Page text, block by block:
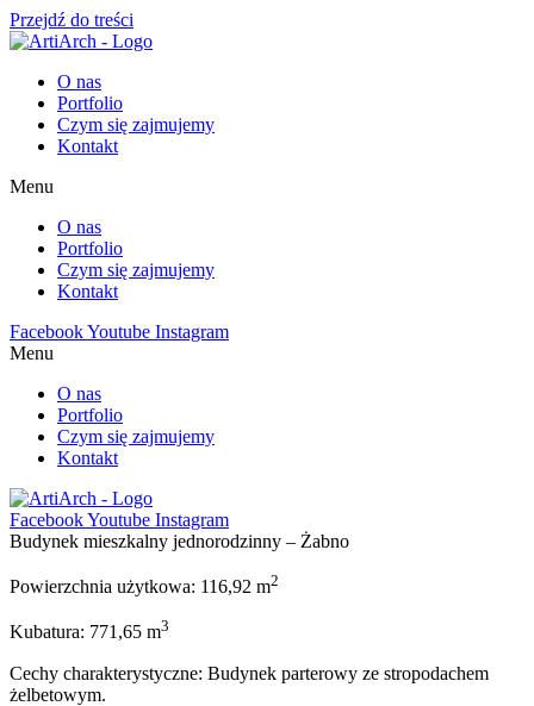
Przejdź do treści
O nas
Portfolio
Czym się zajmujemy
Kontakt
Menu
O nas
Portfolio
Czym się zajmujemy
Kontakt
FacebookYoutube Instagram
Menu
O nas
Portfolio
Czym się zajmujemy
Kontakt
FacebookYoutube Instagram
Budynek mieszkalny jednorodzinny – Żabno
Powierzchnia użytkowa: 116,92 m2
Kubatura: 771,65 m3
Cechy charakterystyczne: Budynek parterowy ze stropodachem
żelbetowym.